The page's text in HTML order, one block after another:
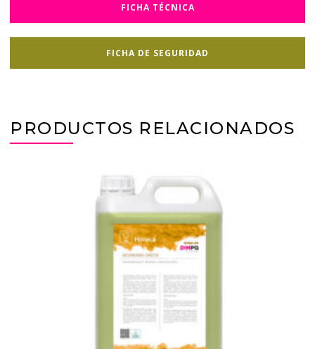
FICHA TÉCNICA
FICHA DE SEGURIDAD
PRODUCTOS RELACIONADOS